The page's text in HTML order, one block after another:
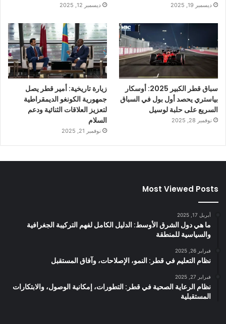
ديسمبر 19, 2025 ديسمبر 12, 2025
سباق قطر الكبير 2025: أوسكار
بياستري يحصد أول بول في السباق
السريع على حلبة لوسيل
نوفمبر 28, 2025
زيارة تاريخية: أمير قطر يصل
جمهورية الكونغو الديمقراطية
لتعزيز العلاقات الثنائية ودعم
السلام
نوفمبر 21, 2025
Most Viewed Posts
أبريل 17, 2025
ما هي دول الشرق الأوسط: الدليل الكامل لفهم التركيبة الجغرافية
والسياسية للمنطقة
فبراير 26, 2025
نظام التعليم في قطر: النمو، الإصلاحات، وآفاق المستقبل
فبراير 27, 2025
نظام الرعاية الصحية في قطر: التطورات، إمكانية الوصول، والابتكارات
المستقبلية